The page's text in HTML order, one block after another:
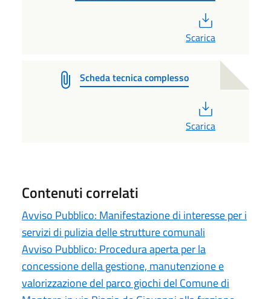
Scarica
Scheda tecnica complesso
Scarica
Contenuti correlati
Avviso Pubblico: Manifestazione di interesse per i
servizi di pulizia delle strutture comunali
Avviso Pubblico: Procedura aperta per la
concessione della gestione, manutenzione e
valorizzazione del parco giochi del Comune di